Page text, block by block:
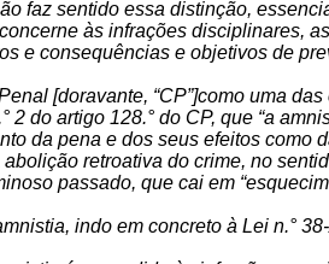
faz sentido essa distinção,
às infrações disciplinares,
e consequências e objetivos de
[doravante, “CP”]como uma
do artigo 128.° do CP, que “a
da pena e dos seus efeitos como
retroativa do crime, no
passado, que cai em
indo em concreto à Lei n.°